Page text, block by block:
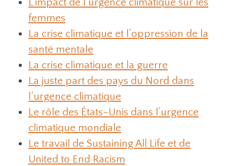
femmes
La crise climatique et l’oppression de la
santé mentale
La crise climatique et la guerre
La juste part des pays du Nord dans
l’urgence climatique
Le rôle des États-Unis dans l’urgence
climatique mondiale
Le travail de Sustaining All Life et de
United to End Racism